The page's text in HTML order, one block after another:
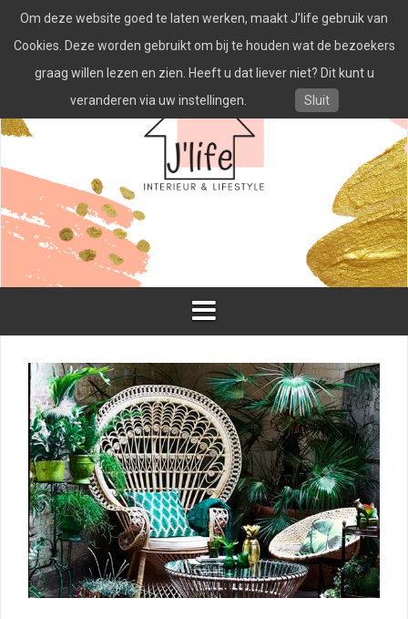
naar
inhoud
Om deze website goed te laten werken, maakt J'life gebruik van
Cookies. Deze worden gebruikt om bij te houden wat de bezoekers
graag willen lezen en zien. Heeft u dat liever niet? Dit kunt u
veranderen via uw instellingen.
Sluit